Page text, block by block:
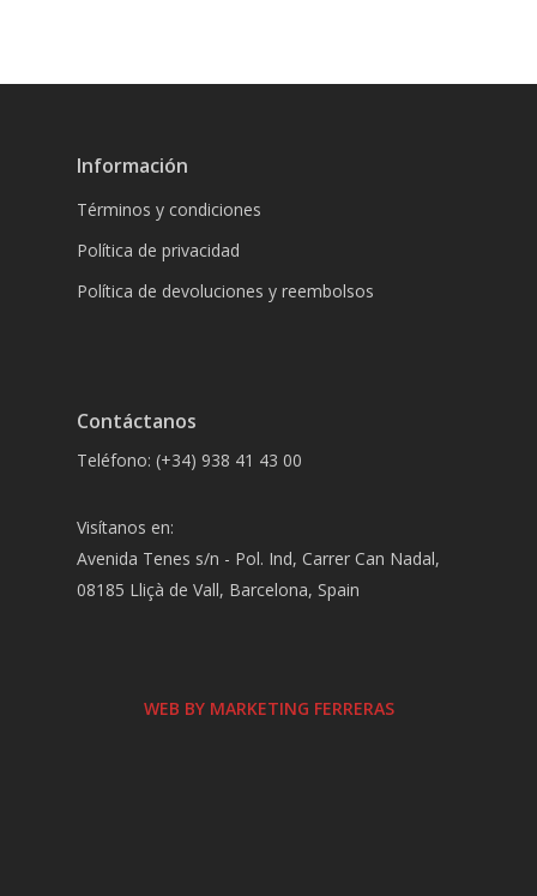
Información
Términos y condiciones
Política de privacidad
Política de devoluciones y reembolsos
Contáctanos
Teléfono: (+34) 938 41 43 00
Visítanos en:
Avenida Tenes s/n - Pol. Ind, Carrer Can Nadal,
08185 Lliçà de Vall, Barcelona, Spain
WEB BY MARKETING FERRERAS